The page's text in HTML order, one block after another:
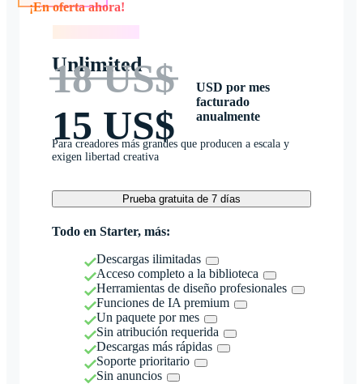
Unlimited
18 US$
15 US$
USD por mes
facturado
anualmente
Para creadores más grandes que producen a escala y
exigen libertad creativa
Prueba gratuita de 7 días
Todo en Starter, más:
Descargas ilimitadas
Acceso completo a la biblioteca
Herramientas de diseño profesionales
Funciones de IA premium
Un paquete por mes
Sin atribución requerida
Descargas más rápidas
Soporte prioritario
Sin anuncios